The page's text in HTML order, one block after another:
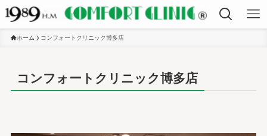
ホーム コンフォートクリニック博多店
コンフォートクリニック博多店